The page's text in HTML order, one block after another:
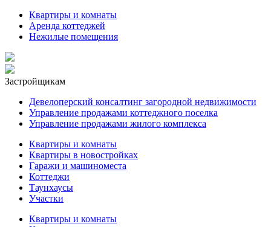
Квартиры и комнаты
Аренда коттеджей
Нежилые помещения
Застройщикам
Девелоперский консалтинг загородной недвижимости
Управление продажами коттеджного поселка
Управление продажами жилого комплекса
Квартиры и комнаты
Квартиры в новостройках
Гаражи и машиноместа
Коттеджи
Таунхаусы
Участки
Квартиры и комнаты